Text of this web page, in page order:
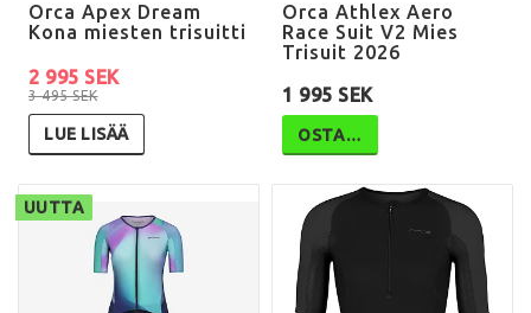
Orca Apex Dream
Kona miesten trisuitti
3 495 SEK
2 995 SEK
LUE LISÄÄ
Orca Athlex Aero
Race Suit V2 Mies
Trisuit 2026
1 995 SEK
OSTA…
UUTTA